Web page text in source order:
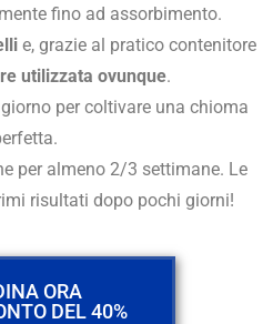
fino ad assorbimento.
e, grazie al pratico contenitore
utilizzata ovunque.
per coltivare una chioma
per almeno 2/3 settimane. Le
risultati dopo pochi giorni!
ORA
DEL 40%